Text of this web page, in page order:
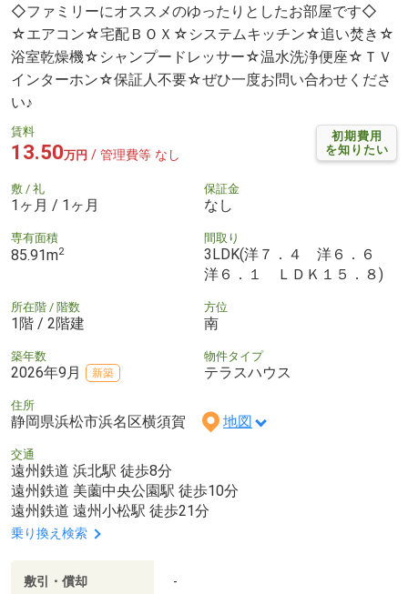
◇ファミリーにオススメのゆったりとしたお部屋です◇
☆エアコン☆宅配ＢＯＸ☆システムキッチン☆追い焚き☆
浴室乾燥機☆シャンプードレッサー☆温水洗浄便座☆ＴＶ
インターホン☆保証人不要☆ぜひ一度お問い合わせくださ
い♪
初期費用
を知りたい
賃料
13.50万円 / 管理費等 なし
敷 / 礼
1ヶ月 / 1ヶ月
保証金
なし
専有面積
85.91m2
間取り
3LDK(洋７．４ 洋６．６
洋６．１ ＬＤＫ１５．８)
所在階 / 階数
1階 / 2階建
方位
南
築年数
2026年9月 新築
物件タイプ
テラスハウス
住所
静岡県浜松市浜名区横須賀 地図
交通
遠州鉄道 浜北駅 徒歩8分
遠州鉄道 美薗中央公園駅 徒歩10分
遠州鉄道 遠州小松駅 徒歩21分
乗り換え検索
敷引・償却 -